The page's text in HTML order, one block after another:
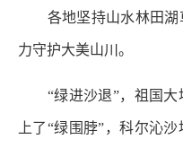
各地坚持山水林田湖
力守护大美山川。
“绿进沙退”，祖国大
上了“绿围脖”，科尔沁